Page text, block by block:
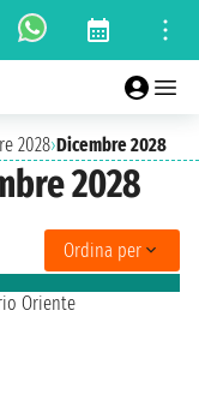
2028›Dicembre 2028
2028
Ordina per